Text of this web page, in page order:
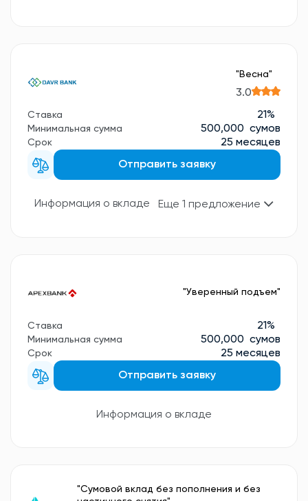
"Весна"
3.0
Ставка 21%
Минимальная сумма 500,000 сумов
Срок
25 месяцев
Отправить заявку
Информация о вкладе Еще 1 предложение
"Уверенный подъем"
Ставка 21%
Минимальная сумма 500,000 сумов
Срок
25 месяцев
Отправить заявку
Информация о вкладе
"Сумовой вклад без пополнения и без